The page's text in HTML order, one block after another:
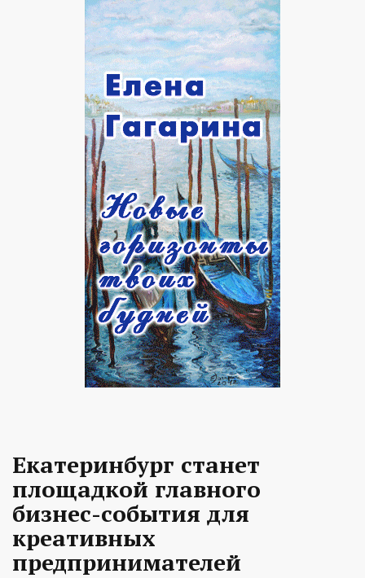
Екатеринбург станет
площадкой главного
бизнес-события для
креативных
предпринимателей